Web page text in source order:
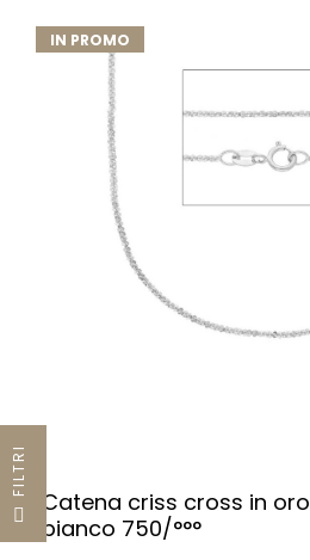
IN PROMO
Catena criss cross in oro
bianco 750/°°°
I